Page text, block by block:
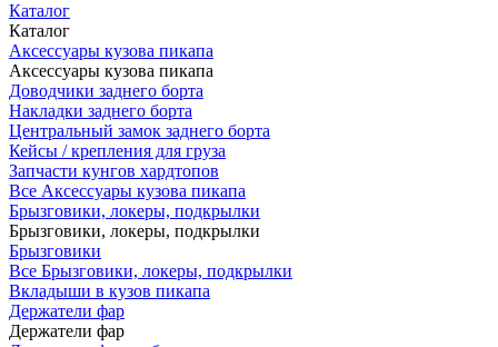
Каталог
Каталог
Аксессуары кузова пикапа
Аксессуары кузова пикапа
Доводчики заднего борта
Накладки заднего борта
Центральный замок заднего борта
Кейсы / крепления для груза
Запчасти кунгов хардтопов
Все Аксессуары кузова пикапа
Брызговики, локеры, подкрылки
Брызговики, локеры, подкрылки
Брызговики
Все Брызговики, локеры, подкрылки
Вкладыши в кузов пикапа
Держатели фар
Держатели фар